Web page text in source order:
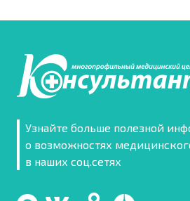
Узнайте больше полезной
о возможностях
в наших соц.сетях